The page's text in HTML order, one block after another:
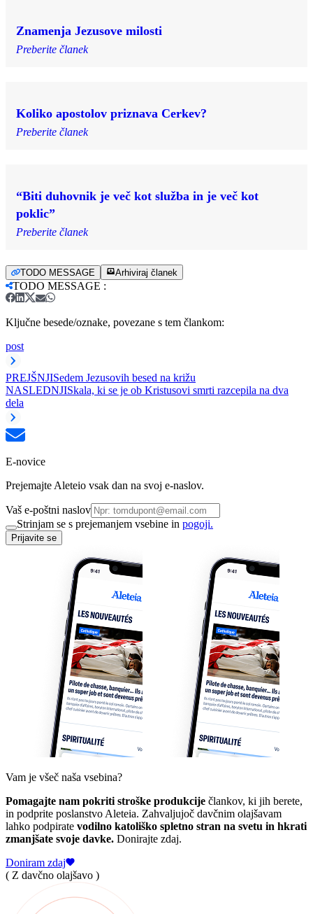
Znamenja Jezusove milosti
Preberite članek
Koliko apostolov priznava Cerkev?
Preberite članek
“Biti duhovnik je več kot služba in je več kot
poklic”
Preberite članek
TODO MESSAGE Arhiviraj članek
TODO MESSAGE :
Ključne besede/oznake, povezane s tem člankom:
post
PREJŠNJISedem Jezusovih besed na križu
NASLEDNJISkala, ki se je ob Kristusovi smrti razcepila na dva
dela
E-novice
Prejemajte Aleteio vsak dan na svoj e-naslov.
Vaš e-poštni naslov
Strinjam se s prejemanjem vsebine in pogoji.
Prijavite se
Vam je všeč naša vsebina?
Pomagajte nam pokriti stroške produkcije člankov, ki jih berete,
in podprite poslanstvo Aleteia. Zahvaljujoč davčnim olajšavam
lahko podpirate vodilno katoliško spletno stran na svetu in hkrati
zmanjšate svoje davke. Donirajte zdaj.
Doniram zdaj
( Z davčno olajšavo )